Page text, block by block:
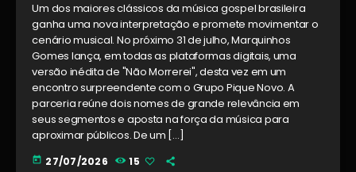
Um dos maiores clássicos da música gospel brasileira
ganha uma nova interpretação e promete movimentar o
cenário musical. No próximo 31 de julho, Marquinhos
Gomes lança, em todas as plataformas digitais, uma
versão inédita de "Não Morrerei", desta vez em um
encontro surpreendente com o Grupo Pique Novo. A
parceria reúne dois nomes de grande relevância em
seus segmentos e aposta na força da música para
aproximar públicos. De um […]
today 27/07/2026 15